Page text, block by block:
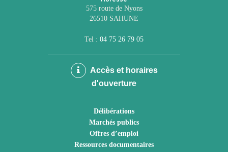
575 route de Nyons
26510 SAHUNE
Tel : 04 75 26 79 05
Accès et horaires
d'ouverture
Délibérations
Marchés publics
Offres d’emploi
Ressources documentaires